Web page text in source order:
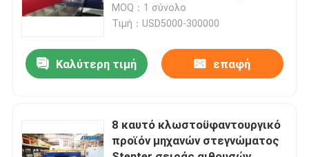
Μηχανή Stenter υφάσματος
Υφαντική αποξηραντική μηχανή
Υφαντική μηχανή λήξης
υφάσματος αίθουσα
MOQ：1 σύνολο
Τιμή：USD5000-300000
Καλύτερη τιμή επαφή
8 καυτό κλωστοϋφαντουργικό
προϊόν μηχανών στεγνώματος